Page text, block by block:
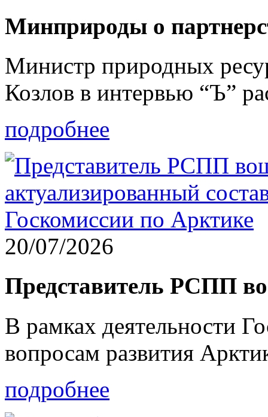
Минприроды о
Министр природных
Козлов в интервью “Ъ”
подробнее
20/07/2026
Представитель РСПП
В рамках деятельности
вопросам развития
подробнее